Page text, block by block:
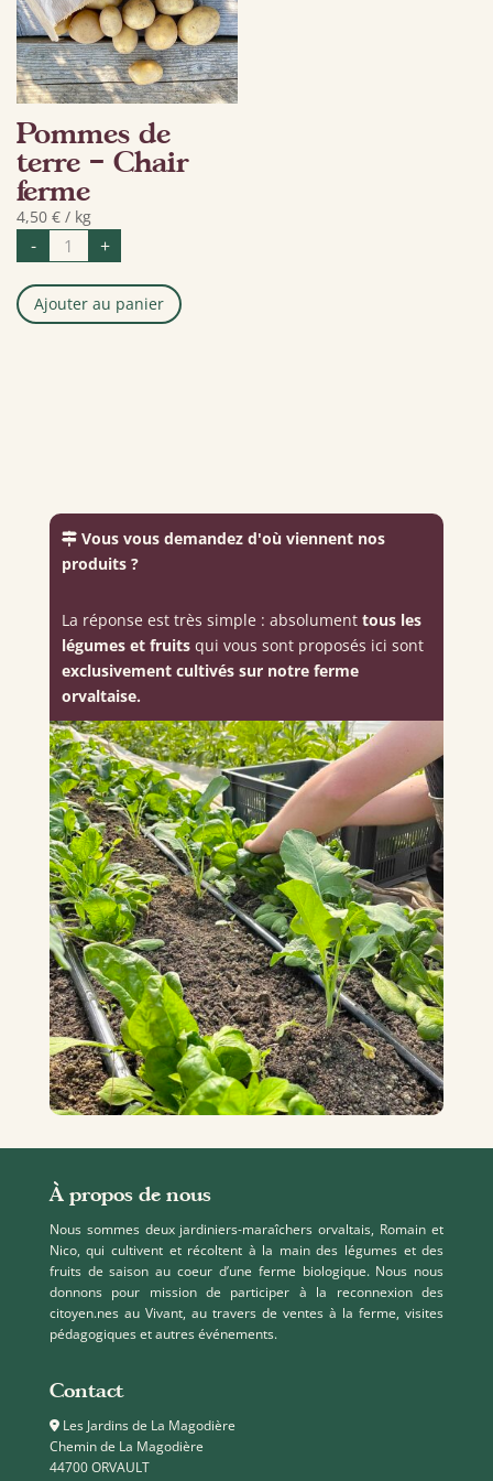
Pommes de
terre – Chair
ferme
4,50 € / kg
- quantité
Pommes
de
terre
-
Chair
+
Ajouter au panier
Vous vous demandez d'où viennent nos
produits ?
La réponse est très simple : absolument tous les
légumes et fruitsqui vous sont proposés ici sont
exclusivement cultivés sur notre ferme
orvaltaise.
À propos de nous
Nous sommes deux jardiniers-maraîchers orvaltais, Romain et
Nico, qui cultivent et récoltent à la main des légumes et des
fruits de saison au coeur d’une ferme biologique. Nous nous
donnons pour mission de participer à la reconnexion des
citoyen.nes au Vivant, au travers de ventes à la ferme, visites
pédagogiques et autres événements.
Contact
Les Jardins de La Magodière
Chemin de La Magodière
44700 ORVAULT